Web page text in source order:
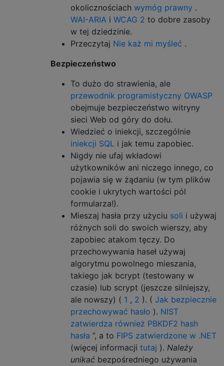
okolicznościach wymóg prawny .
WAI-ARIA i WCAG 2 to dobre zasoby
w tej dziedzinie.
Przeczytaj Nie każ mi myśleć .
Bezpieczeństwo
To dużo do strawienia, ale
przewodnik programistyczny OWASP
obejmuje bezpieczeństwo witryny
sieci Web od góry do dołu.
Wiedzieć o iniekcji, szczególnie
iniekcji SQL i jak temu zapobiec.
Nigdy nie ufaj wkładowi
użytkowników ani niczego innego, co
pojawia się w żądaniu (w tym plików
cookie i ukrytych wartości pól
formularza!).
Mieszaj hasła przy użyciu soli i używaj
różnych soli do swoich wierszy, aby
zapobiec atakom tęczy. Do
przechowywania haseł używaj
algorytmu powolnego mieszania,
takiego jak bcrypt (testowany w
czasie) lub scrypt (jeszcze silniejszy,
ale nowszy) ( 1 , 2 ). ( Jak bezpiecznie
przechowywać hasło ). NIST
zatwierdza również PBKDF2 hash
hasła ”, a to FIPS zatwierdzone w .NET
(więcej informacji tutaj ). Należy
unikać bezpośredniego używania